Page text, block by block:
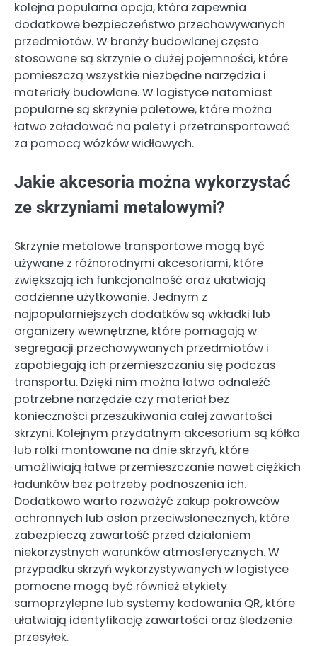
kolejna popularna opcja, która zapewnia
dodatkowe bezpieczeństwo przechowywanych
przedmiotów. W branży budowlanej często
stosowane są skrzynie o dużej pojemności, które
pomieszczą wszystkie niezbędne narzędzia i
materiały budowlane. W logistyce natomiast
popularne są skrzynie paletowe, które można
łatwo załadować na palety i przetransportować
za pomocą wózków widłowych.
Jakie akcesoria można wykorzystać
ze skrzyniami metalowymi?
Skrzynie metalowe transportowe mogą być
używane z różnorodnymi akcesoriami, które
zwiększają ich funkcjonalność oraz ułatwiają
codzienne użytkowanie. Jednym z
najpopularniejszych dodatków są wkładki lub
organizery wewnętrzne, które pomagają w
segregacji przechowywanych przedmiotów i
zapobiegają ich przemieszczaniu się podczas
transportu. Dzięki nim można łatwo odnaleźć
potrzebne narzędzie czy materiał bez
konieczności przeszukiwania całej zawartości
skrzyni. Kolejnym przydatnym akcesorium są kółka
lub rolki montowane na dnie skrzyń, które
umożliwiają łatwe przemieszczanie nawet ciężkich
ładunków bez potrzeby podnoszenia ich.
Dodatkowo warto rozważyć zakup pokrowców
ochronnych lub osłon przeciwsłonecznych, które
zabezpieczą zawartość przed działaniem
niekorzystnych warunków atmosferycznych. W
przypadku skrzyń wykorzystywanych w logistyce
pomocne mogą być również etykiety
samoprzylepne lub systemy kodowania QR, które
ułatwiają identyfikację zawartości oraz śledzenie
przesyłek.